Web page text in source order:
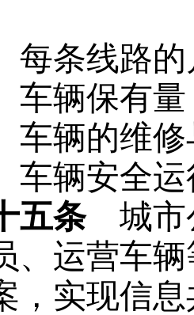
每条线路
车辆保有
车辆的维
车辆安全
五条城市
、运营车
，实现信